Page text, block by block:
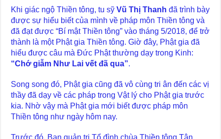
Khi giác ngộ Thiền tông, tu sỹVũ Thị Thanh đã trình bày
được sự hiểu biết của mình về pháp môn Thiền tông và
đã đạt được “Bí mật Thiền tông” vào tháng 5/2018, để trở
thành là một Phật gia Thiền tông. Giờ đây, Phật gia đã
hiểu được câu mà Đức Phật thường dạy trong Kinh:
“Chớ giẫm Như Lai vết đã qua”.
Song song đó, Phật gia cũng đã vô cùng tri ân đến các vị
thầy đã dạy về các pháp trong Vật lý cho Phật gia trước
kia. Nhờ vậy mà Phật gia mới biết được pháp môn
Thiền tông như ngày hôm nay.
Trước đó, Ban quản trị Tổ đình chùa Thiền tông Tân